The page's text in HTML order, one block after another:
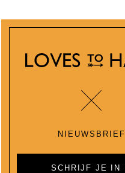
NIEUWSBRIEF
SCHRIJF JE IN